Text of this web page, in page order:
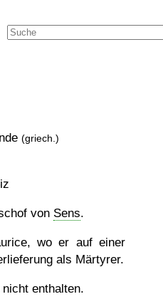
(griech.)
von Sens.
wo er auf einer
als Märtyrer.
enthalten.